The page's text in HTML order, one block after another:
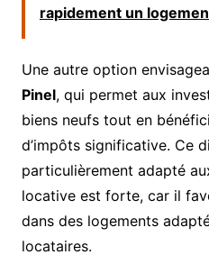
rapidement un
Une autre option
Pinel, qui permet aux
biens neufs tout en
d’impôts significative. Ce
particulièrement adapté
locative est forte, car il
dans des logements
locataires.